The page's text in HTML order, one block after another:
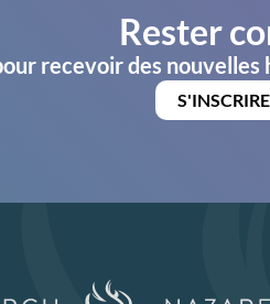
Rester
recevoir des nouvelles